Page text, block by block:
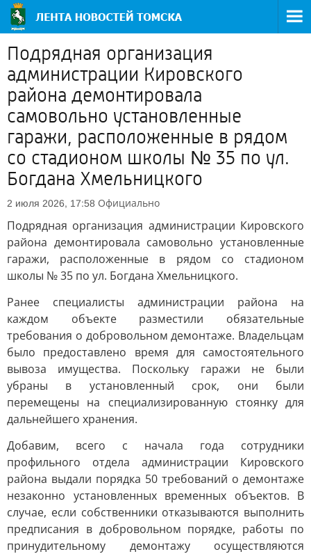
Подрядная организация
администрации Кировского
района демонтировала
самовольно установленные
гаражи, расположенные в рядом
со стадионом школы № 35 по ул.
Богдана Хмельницкого
2 июля 2026, 17:58 Официально
Подрядная организация администрации Кировского
района демонтировала самовольно установленные
гаражи, расположенные в рядом со стадионом
школы № 35 по ул. Богдана Хмельницкого.
Ранее специалисты администрации района на
каждом объекте разместили обязательные
требования о добровольном демонтаже. Владельцам
было предоставлено время для самостоятельного
вывоза имущества. Поскольку гаражи не были
убраны в установленный срок, они были
перемещены на специализированную стоянку для
дальнейшего хранения.
Добавим, всего с начала года сотрудники
профильного отдела администрации Кировского
района выдали порядка 50 требований о демонтаже
незаконно установленных временных объектов. В
случае, если собственники отказываются выполнить
предписания в добровольном порядке, работы по
принудительному демонтажу осуществляются